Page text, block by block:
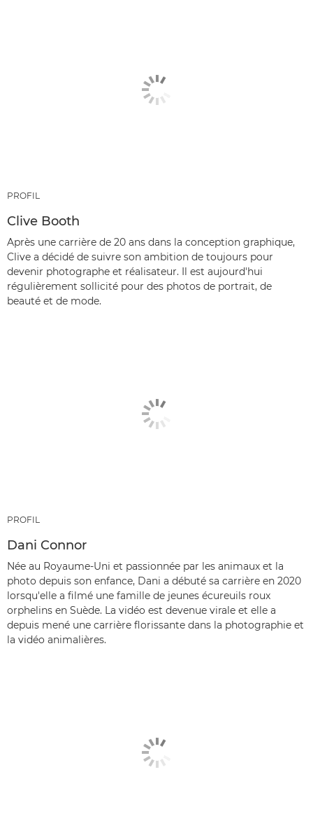
PROFIL
Clive Booth
Après une carrière de 20 ans dans la conception graphique,
Clive a décidé de suivre son ambition de toujours pour
devenir photographe et réalisateur. Il est aujourd'hui
régulièrement sollicité pour des photos de portrait, de
beauté et de mode.
PROFIL
Dani Connor
Née au Royaume-Uni et passionnée par les animaux et la
photo depuis son enfance, Dani a débuté sa carrière en 2020
lorsqu'elle a filmé une famille de jeunes écureuils roux
orphelins en Suède. La vidéo est devenue virale et elle a
depuis mené une carrière florissante dans la photographie et
la vidéo animalières.